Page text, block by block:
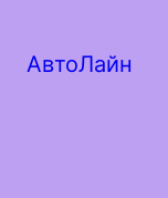
АвтоЛайн